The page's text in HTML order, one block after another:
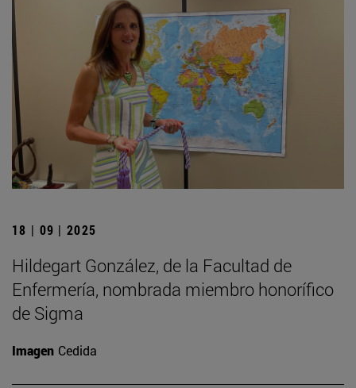
18 | 09 | 2025
Hildegart González, de la Facultad de
Enfermería, nombrada miembro honorífico
de Sigma
Imagen Cedida